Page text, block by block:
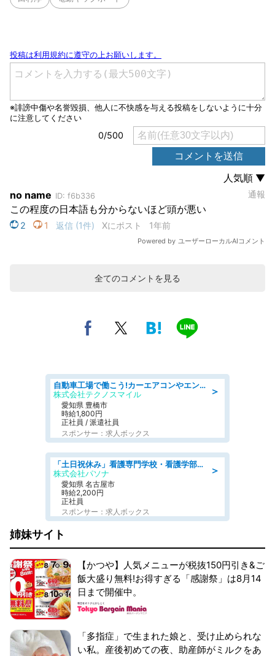
全てのコメントを見る
＞
自動車工場で働こう!カーエアコンやエンジンの製造・加工業務/寮完備 denso aichi
株式会社テクノスマイル
愛知県 豊橋市
時給1,800円
正社員 / 派遣社員
スポンサー：求人ボックス
＞
「土日祝休み」看護専門学校・看護学部での教員業務/高時給/要資格:保健師、正看護師
株式会社パソナ
愛知県 名古屋市
時給2,200円
正社員
スポンサー：求人ボックス
姉妹サイト
【かつや】人気メニューが税抜150円引き&ご
飯大盛り無料!お得すぎる「感謝祭」は8月14
日まで開催中。
「多指症」で生まれた娘と、受け止められな
い私。産後初めての夜、助産師がミルクをあ